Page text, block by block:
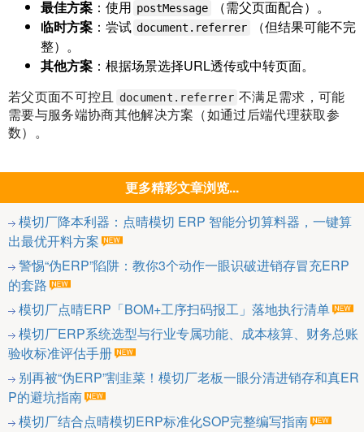
最佳方案 ：使用 postMessage
（需父页面配合）。
临时方案 ：尝试 document.referrer
（但结果可能不完
整）。
其他方案 ：根据场景选择URL透传或中转页面。
若父页面不可控且 document.referrer 不满足需求，可能
需要与服务端协商其他解决方案（如通过后端代理获取参
数）。
更多精彩文章浏览...
模切厂降本利器：点晴模切 ERP 智能分切算料器，一键算
出最优开料方案
警惕“伪ERP”陷阱：教你3个动作一眼识破进销存冒充ERP
的套路
模切厂点晴ERP「BOM+工序扫码报工」落地执行清单
模切厂ERP系统选型与行业专属功能、成本核算、财务总账
验收标准评估手册
别再被“伪ERP”割韭菜！模切厂老板一眼分清进销存和真ER
P的避坑指南
模切厂结合点晴模切ERP标准化SOP完整编写指南